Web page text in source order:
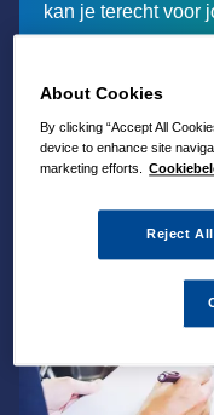
kan je terecht voor
About Cookies
By clicking “Accept All
device to enhance site
marketing efforts.
Reject All